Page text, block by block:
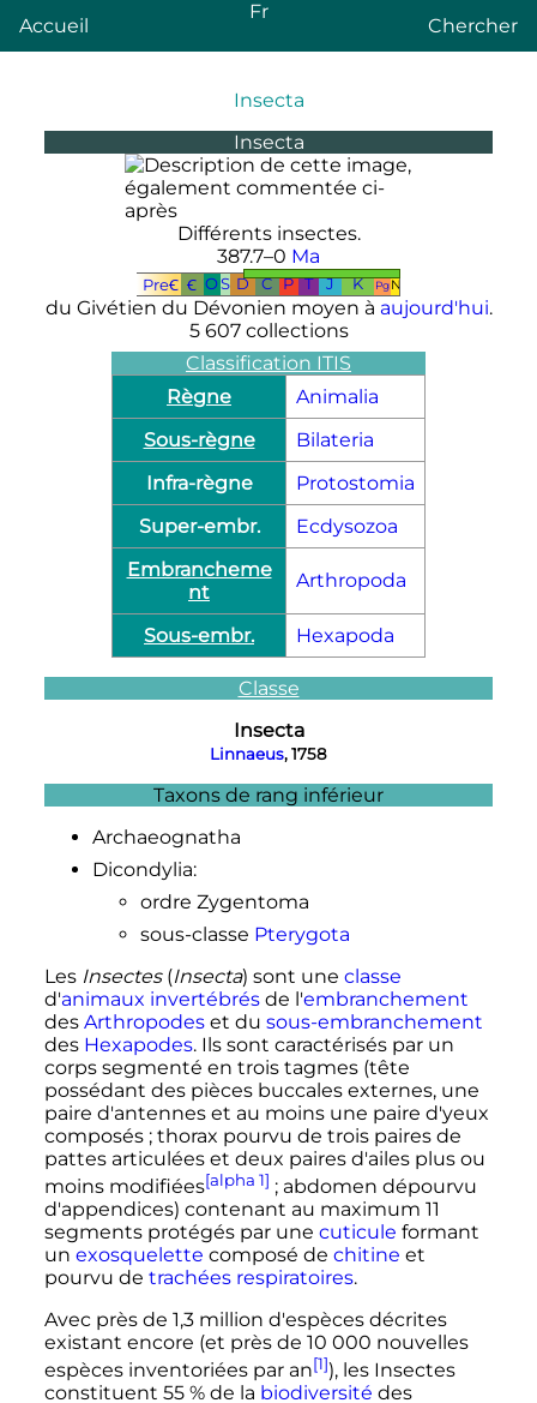
Accueil
Fr
Chercher
Insecta
Insecta
Différents insectes.
387.7–0 Ma
PreꞒ Ꞓ OS D C P T J K PgN
du Givétien du Dévonien moyen à aujourd'hui.
5 607 collections
Classification ITIS
Règne
Animalia
Sous-règne
Bilateria
Infra-règne
Protostomia
Super-embr.
Ecdysozoa
Embrancheme
nt
Arthropoda
Sous-embr. Hexapoda
Classe
Insecta
Linnaeus, 1758
Taxons de rang inférieur
Archaeognatha
Dicondylia:
ordre Zygentoma
sous-classe Pterygota
Les Insectes(Insecta) sont une classe
d'animaux invertébrésde l'embranchement
des Arthropodeset du sous-embranchement
des Hexapodes. Ils sont caractérisés par un
corps segmenté en trois tagmes (tête
possédant des pièces buccales externes, une
paire d'antennes et au moins une paire d'yeux
composés ; thorax pourvu de trois paires de
pattes articulées et deux paires d'ailes plus ou
moins modifiées[alpha 1] ; abdomen dépourvu
d'appendices) contenant au maximum 11
segments protégés par une cuticule formant
un exosquelette composé de chitine et
pourvu de trachées respiratoires.
Avec près de 1,3 million d'espèces décrites
existant encore (et près de 10 000 nouvelles
espèces inventoriées par an[1]), les Insectes
constituent 55 % de la biodiversité des